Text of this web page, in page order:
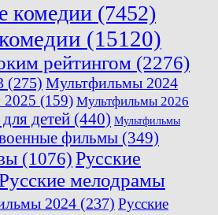
комедии (7452)
(15120)
рейтингом (2276)
(275) Мультфильмы 2024
(159) Мультфильмы 2026
детей (440) Мультфильмы
фильмы (349)
(1076)Русские
мелодрамы
2024 (237) Русские